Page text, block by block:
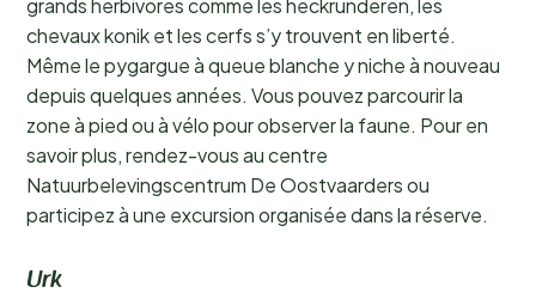
grands herbivores comme les heckrunderen, les
chevaux konik et les cerfs s’y trouvent en liberté.
Même le pygargue à queue blanche y niche à nouveau
depuis quelques années. Vous pouvez parcourir la
zone à pied ou à vélo pour observer la faune. Pour en
savoir plus, rendez-vous au centre
Natuurbelevingscentrum De Oostvaarders ou
participez à une excursion organisée dans la réserve.
Urk